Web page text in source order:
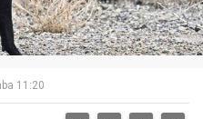
11:20